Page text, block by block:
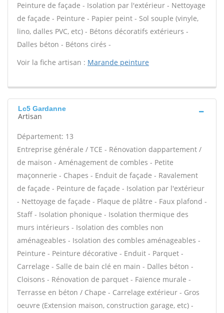
Peinture de façade - Isolation par l'extérieur - Nettoyage
de façade - Peinture - Papier peint - Sol souple (vinyle,
lino, dalles PVC, etc) - Bétons décoratifs extérieurs -
Dalles béton - Bétons cirés -
Voir la fiche artisan : Marande peinture
Lc5 Gardanne
Artisan
Département: 13
Entreprise générale / TCE - Rénovation dappartement /
de maison - Aménagement de combles - Petite
maçonnerie - Chapes - Enduit de façade - Ravalement
de façade - Peinture de façade - Isolation par l'extérieur
- Nettoyage de façade - Plaque de plâtre - Faux plafond -
Staff - Isolation phonique - Isolation thermique des
murs intérieurs - Isolation des combles non
aménageables - Isolation des combles aménageables -
Peinture - Peinture décorative - Enduit - Parquet -
Carrelage - Salle de bain clé en main - Dalles béton -
Cloisons - Rénovation de parquet - Faïence murale -
Terrasse en béton / Chape - Carrelage extérieur - Gros
oeuvre (Extension maison, construction garage, etc) -